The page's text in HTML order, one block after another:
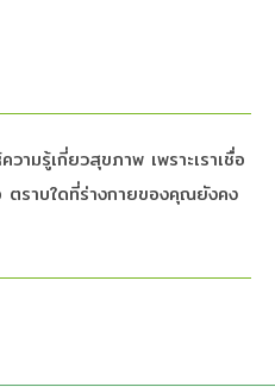
วามรู้เกี่ยวสุขภาพ เพราะเราเชื่อ
ตราบใดที่ร่างกายของคุณยังคง